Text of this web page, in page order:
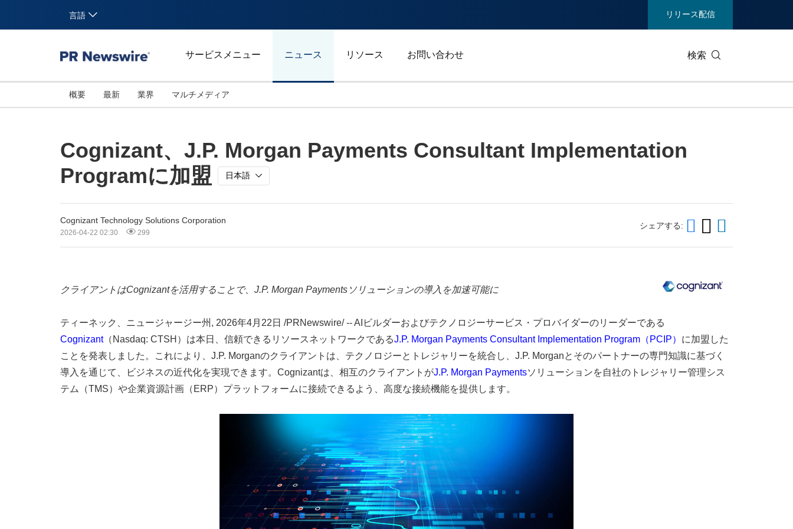
言語 リリース配信
サービスメニュー ニュース リソース お問い合わせ 検索
概要 最新 業界
エネルギー エンターテイメント/メディア
マルチメディア
Cognizant、J.P. Morgan Payments Consultant Implementation
Programに加盟
日本語
Cognizant Technology Solutions Corporation
2026-04-22 02:30 299
シェアする:
クライアントはCognizantを活用することで、J.P. Morgan Paymentsソリューションの導入を加速可能に
ティーネック、ニュージャージー州 , 2026年4月22日 /PRNewswire/ -- AIビルダーおよびテクノロジーサービス・プロバイダーのリーダーである
Cognizant（Nasdaq: CTSH）は本日、信頼できるリソースネットワークであるJ.P. Morgan Payments Consultant Implementation Program（PCIP） に加盟した
ことを発表しました。これにより、J.P. Morganのクライアントは、テクノロジーとトレジャリーを統合し、J.P. Morganとそのパートナーの専門知識に基づく
導入を通じて、ビジネスの近代化を実現できます。Cognizantは、相互のクライアントがJ.P. Morgan Paymentsソリューションを自社のトレジャリー管理シス
テム（TMS）や企業資源計画（ERP）プラットフォームに接続できるよう、高度な接続機能を提供します。